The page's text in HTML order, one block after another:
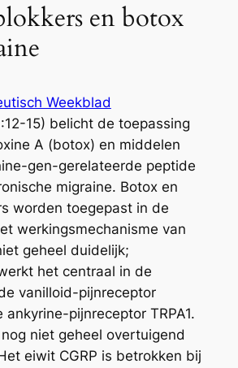
en botox
Weekblad
15) belicht de toepassing
A (botox) en middelen
gen-gerelateerde peptide
migraine. Botox en
worden toegepast in de
werkingsmechanisme van
geheel duidelijk;
het centraal in de
vanilloid-pijnreceptor
ankyrine-pijnreceptor TRPA1.
niet geheel overtuigend
eiwit CGRP is betrokken bij